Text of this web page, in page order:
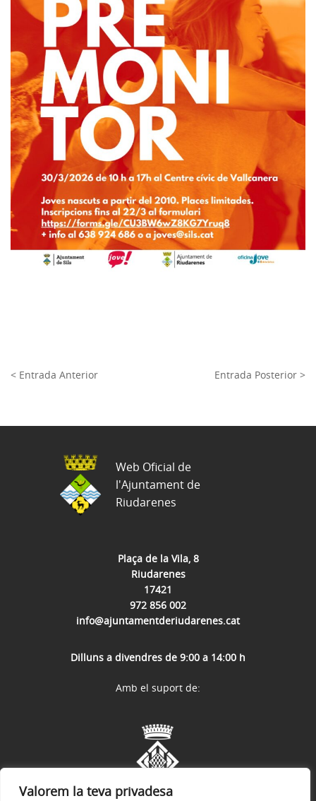
Valorem la teva privadesa
< Entrada Anterior Entrada Posterior >
Plaça de la Vila, 8
Riudarenes
17421
972 856 002
info@ajuntamentderiudarenes.cat
Dilluns a divendres de 9:00 a 14:00 h
Web Oficial de
l'Ajuntament de
Riudarenes
Amb el suport de: